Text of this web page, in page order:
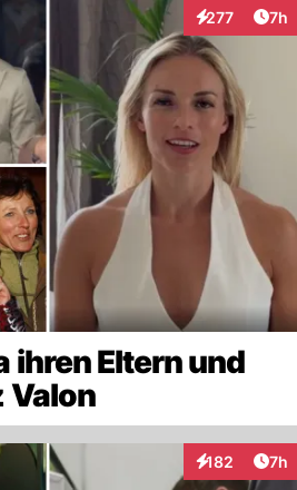
277
Interaktionen
7h
ihren Eltern und
Valon
182
Interaktionen
7h